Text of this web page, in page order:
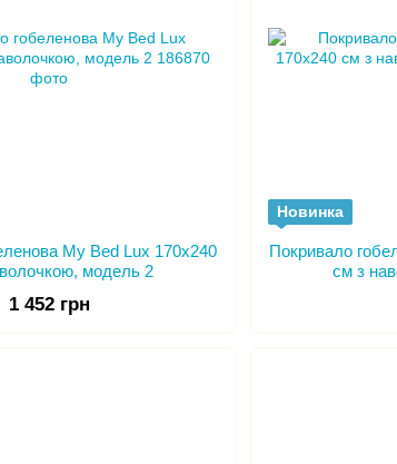
My Bed Lux 170x240
модель 2
1 452 грн
Новинка
Покривало
см з